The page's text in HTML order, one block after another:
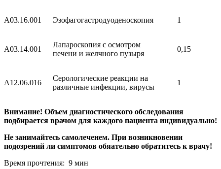
A03.16.001 Эзофагогастродуоденоскопия 1
A03.14.001
Лапароскопия с осмотром
печени и желчного пузыря
0,15
A12.06.016
Серологические реакции на
различные инфекции, вирусы
1
Внимание! Объем диагностического обследования
подбирается врачом для каждого пациента индивидуально!
Не занимайтесь самолеченем. При возникновении
подозрений ли симптомов обяательно обратитесь к врачу!
Время прочтения: 9 мин